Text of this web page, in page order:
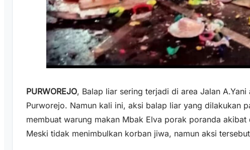
PURWOREJO, Balap liar sering terjadi di area Jalan A.Yani
Purworejo. Namun kali ini, aksi balap liar yang dilakukan
membuat warung makan Mbak Elva porak poranda
Meski tidak menimbulkan korban jiwa, namun aksi